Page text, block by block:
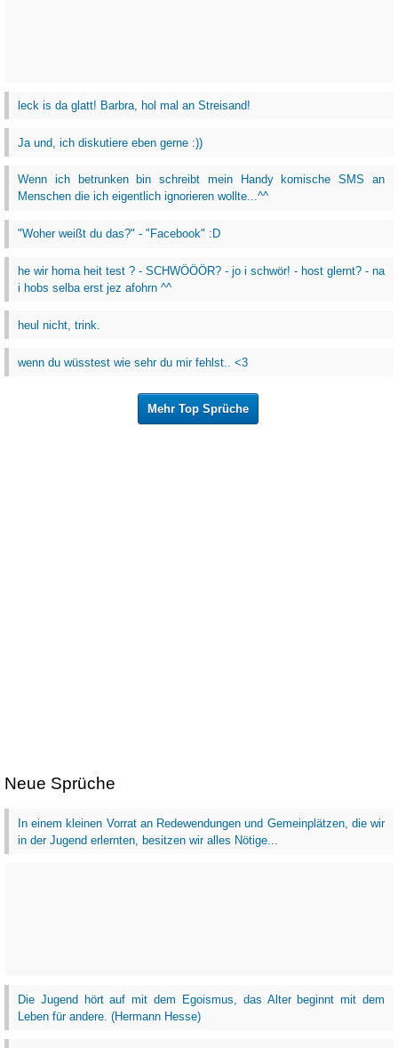
leck is da glatt! Barbra, hol mal an Streisand!
Ja und, ich diskutiere eben gerne :))
Wenn ich betrunken bin schreibt mein Handy komische SMS an
Menschen die ich eigentlich ignorieren wollte...^^
"Woher weißt du das?" - "Facebook" :D
he wir homa heit test ? - SCHWÖÖÖR? - jo i schwör! - host glernt? - na
i hobs selba erst jez afohrn ^^
heul nicht, trink.
wenn du wüsstest wie sehr du mir fehlst.. <3
Mehr Top Sprüche
Neue Sprüche
In einem kleinen Vorrat an Redewendungen und Gemeinplätzen, die wir
in der Jugend erlernten, besitzen wir alles Nötige...
Die Jugend hört auf mit dem Egoismus, das Alter beginnt mit dem
Leben für andere. (Hermann Hesse)